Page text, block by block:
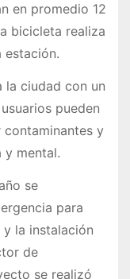
en promedio 12
bicicleta realiza
estación.
la ciudad con un
pueden
y
y mental.
se
para
la instalación
de
se realizó